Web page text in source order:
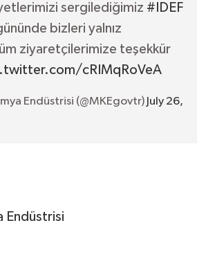
sergilediğimiz #IDEF
bizleri yalnız
ziyaretçilerimize teşekkür
cRIMqRoVeA
Endüstrisi (@MKEgovtr) July 26,
Endüstrisi